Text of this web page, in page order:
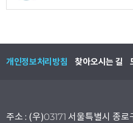
개인정보처리방침 찾아오시는 길
주소 : (우)03171 서울특별시 종